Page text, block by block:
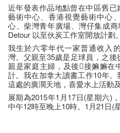
近年發表作品地點曾在中區舊
藝術中心、香港視覺藝術中心
心、柴灣青年廣場、灣仔集成商
Detour 以至伙炭工作室開放計劃。
我生於六零年代一家普通收入
灣。父親至35歲是足球員，之
親是家庭主婦，及後接嫲嫲在
計。我在加拿大讀書工作10年
這處的廣濶天地，喜愛水上活動
展期為2015年1月17日(星期六)
中午12時至晚上10時。1月21日(